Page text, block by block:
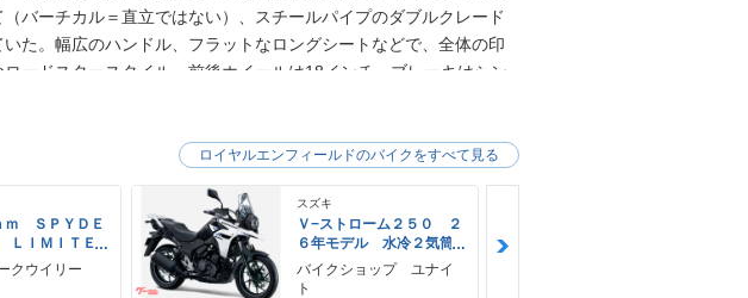
バーチカル＝直立ではない）、スチールパイプのダブルクレード
た。幅広のハンドル、フラットなロングシートなどで、全体の印
ードスタースタイル。前後ホイールは18インチ、ブレーキはシン
ナーチェンジを受けた。なお、本国（インド）等では「インターセ
ｍ ＳＰＹＤＥ
ＩＭＩＴＥ
クウイリー
スズキ
Ｖ−ストローム２５０ ２
６年モデル 水冷２気筒
エンジン ＬＥＤヘッド
ライト標準装備
バイクショップ ユナイ
ト
ロイヤルエンフィールドのバイクをすべて見る